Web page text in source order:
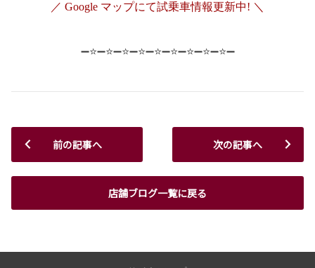
／ Google マップにて試乗車情報更新中! ＼
➖⭐➖⭐➖⭐➖⭐➖⭐➖⭐➖⭐➖⭐➖⭐➖
前の記事へ
店舗ブログ一覧に戻る
次の記事へ